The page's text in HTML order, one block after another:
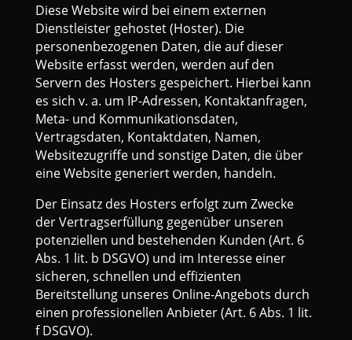
Diese Website wird bei einem externen
Dienstleister gehostet (Hoster). Die
personenbezogenen Daten, die auf dieser
Website erfasst werden, werden auf den
Servern des Hosters gespeichert. Hierbei kann
es sich v. a. um IP-Adressen, Kontaktanfragen,
Meta- und Kommunikationsdaten,
Vertragsdaten, Kontaktdaten, Namen,
Websitezugriffe und sonstige Daten, die über
eine Website generiert werden, handeln.
Der Einsatz des Hosters erfolgt zum Zwecke
der Vertragserfüllung gegenüber unseren
potenziellen und bestehenden Kunden (Art. 6
Abs. 1 lit. b DSGVO) und im Interesse einer
sicheren, schnellen und effizienten
Bereitstellung unseres Online-Angebots durch
einen professionellen Anbieter (Art. 6 Abs. 1 lit.
f DSGVO).